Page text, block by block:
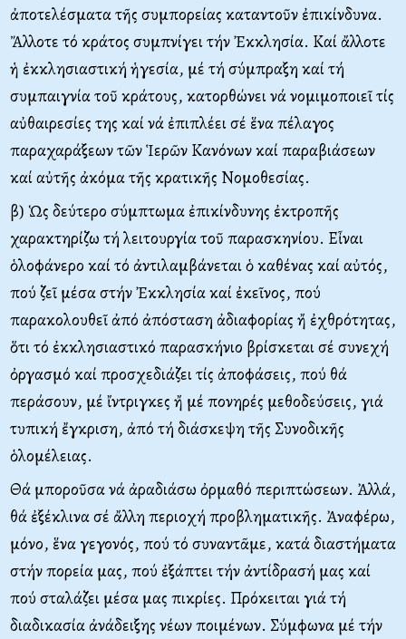
ἀποτελέσματα τῆς συμπορείας καταντοῦν ἐπικίνδυνα.
Ἄλλοτε τό κράτος συμπνίγει τήν Ἐκκλησία. Καί ἄλλοτε
ἡ ἐκκλησιαστική ἡγεσία, μέ τή σύμπραξη καί τή
συμπαιγνία τοῦ κράτους, κατορθώνει νά νομιμοποιεῖ τίς
αὐθαιρεσίες της καί νά ἐπιπλέει σέ ἕνα πέλαγος
παραχαράξεων τῶν Ἱερῶν Κανόνων καί παραβιάσεων
καί αὐτῆς ἀκόμα τῆς κρατικῆς Νομοθεσίας.
β) Ὡς δεύτερο σύμπτωμα ἐπικίνδυνης ἐκτροπῆς
χαρακτηρίζω τή λειτουργία τοῦ παρασκηνίου. Εἶναι
ὁλοφάνερο καί τό ἀντιλαμβάνεται ὁ καθένας καί αὐτός,
πού ζεῖ μέσα στήν Ἐκκλησία καί ἐκεῖνος, πού
παρακολουθεῖ ἀπό ἀπόσταση ἀδιαφορίας ἤ ἐχθρότητας,
ὅτι τό ἐκκλησιαστικό παρασκήνιο βρίσκεται σέ συνεχή
ὀργασμό καί προσχεδιάζει τίς ἀποφάσεις, πού θά
περάσουν, μέ ἴντριγκες ἤ μέ πονηρές μεθοδεύσεις, γιά
τυπική ἔγκριση, ἀπό τή διάσκεψη τῆς Συνοδικῆς
ὁλομέλειας.
Θά μποροῦσα νά ἀραδιάσω ὀρμαθό περιπτώσεων. Ἀλλά,
θά ἐξέκλινα σέ ἄλλη περιοχή προβληματικῆς. Ἀναφέρω,
μόνο, ἕνα γεγονός, πού τό συναντᾶμε, κατά διαστήματα
στήν πορεία μας, πού ἐξάπτει τήν ἀντίδρασή μας καί
πού σταλάζει μέσα μας πικρίες. Πρόκειται γιά τή
διαδικασία ἀνάδειξης νέων ποιμένων. Σύμφωνα μέ τήν